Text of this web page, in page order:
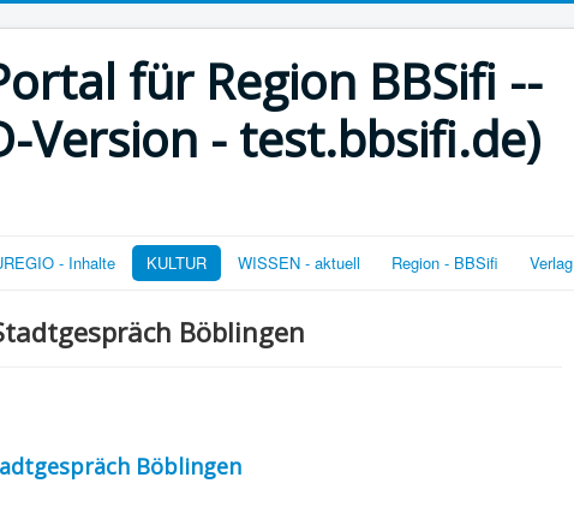
für Region BBSifi --
Version - test.bbsifi.de)
- Inhalte KULTUR WISSEN - aktuell Region - BBSifi Verlag
Böblingen
Böblingen